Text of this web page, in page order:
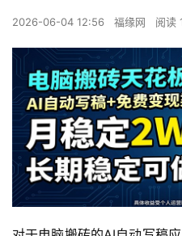
2026-06-04 12:56 福缘网 阅读